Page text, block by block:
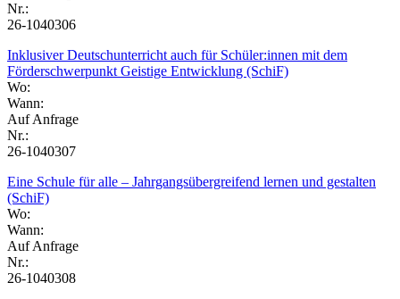
Nr.:
26-1040306
Inklusiver Deutschunterricht auch für Schüler:innen mit dem
Förderschwerpunkt Geistige Entwicklung (SchiF)
Wo:
Wann:
Auf Anfrage
Nr.:
26-1040307
Eine Schule für alle – Jahrgangsübergreifend lernen und gestalten
(SchiF)
Wo:
Wann:
Auf Anfrage
Nr.:
26-1040308